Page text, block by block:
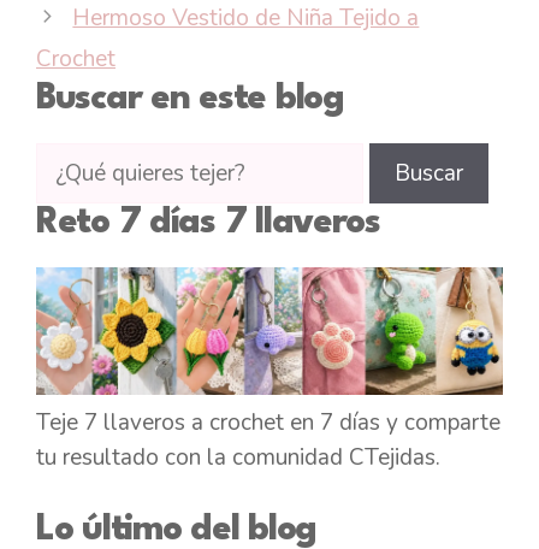
Hermoso Vestido de Niña Tejido a
Crochet
Buscar en este blog
Buscar
tutoriales
en
CTejidas
Buscar
Reto 7 días 7 llaveros
Teje 7 llaveros a crochet en 7 días y comparte
tu resultado con la comunidad CTejidas.
Lo último del blog